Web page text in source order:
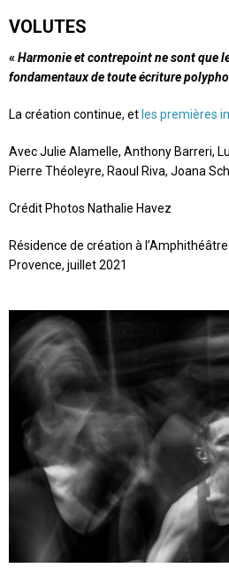
VOLUTES
«Harmonie et contrepoint ne sont que
fondamentaux de toute écriture
La création continue, et les premières
AvecJulie Alamelle, Anthony Barreri,
Pierre Théoleyre, Raoul Riva, Joana
Crédit Photos Nathalie Havez
Résidence de création à
Provence, juillet 2021